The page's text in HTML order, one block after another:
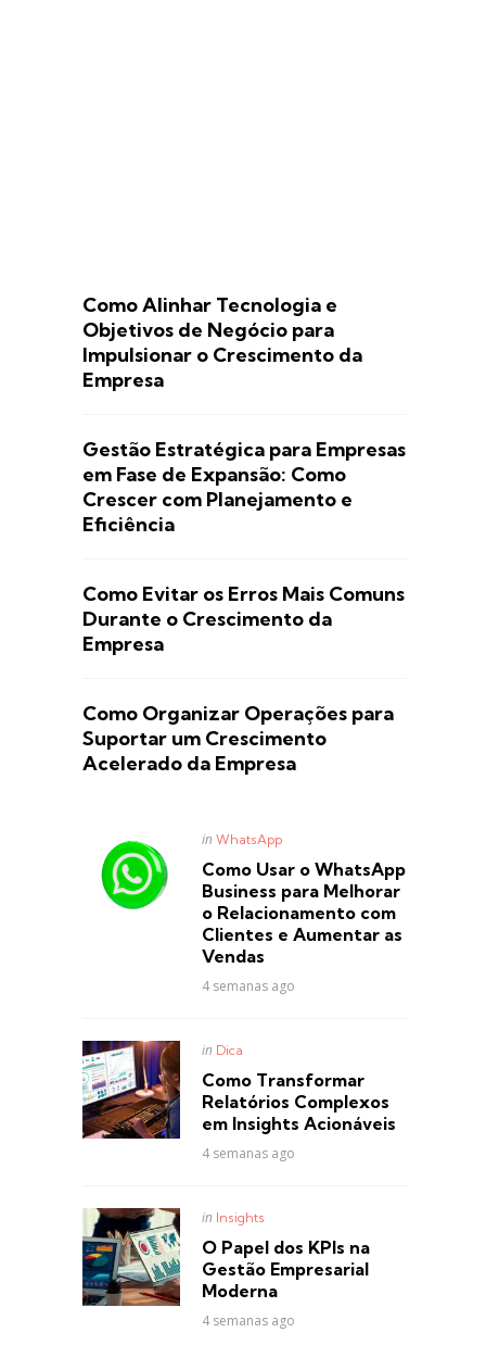
Como Alinhar Tecnologia e
Objetivos de Negócio para
Impulsionar o Crescimento da
Empresa
Gestão Estratégica para Empresas
em Fase de Expansão: Como
Crescer com Planejamento e
Eficiência
Como Evitar os Erros Mais Comuns
Durante o Crescimento da
Empresa
Como Organizar Operações para
Suportar um Crescimento
Acelerado da Empresa
Posted
in WhatsApp
Como Usar o WhatsApp
Business para Melhorar
o Relacionamento com
Clientes e Aumentar as
Vendas
4 semanas ago
Posted
in Dica
Como Transformar
Relatórios Complexos
em Insights Acionáveis
4 semanas ago
Posted
in Insights
O Papel dos KPIs na
Gestão Empresarial
Moderna
4 semanas ago